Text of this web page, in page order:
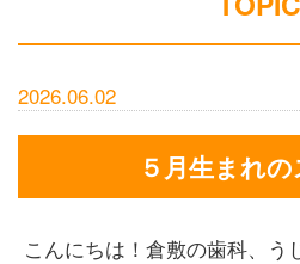
2026.06.02
５月生まれ
こんにちは！倉敷の歯科、う